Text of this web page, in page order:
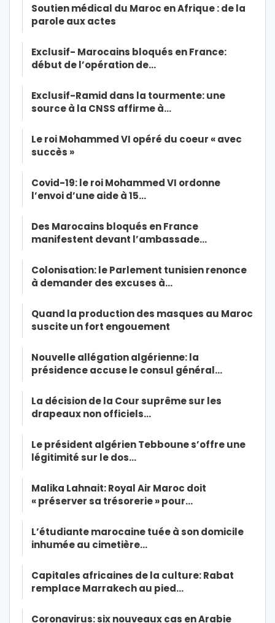
Soutien médical du Maroc en Afrique : de la
parole aux actes
Exclusif- Marocains bloqués en France:
début de l’opération de…
Exclusif-Ramid dans la tourmente: une
source à la CNSS affirme à…
Le roi Mohammed VI opéré du coeur « avec
succès »
Covid-19: le roi Mohammed VI ordonne
l’envoi d’une aide à 15…
Des Marocains bloqués en France
manifestent devant l’ambassade…
Colonisation: le Parlement tunisien renonce
à demander des excuses à…
Quand la production des masques au Maroc
suscite un fort engouement
Nouvelle allégation algérienne: la
présidence accuse le consul général…
La décision de la Cour suprême sur les
drapeaux non officiels…
Le président algérien Tebboune s’offre une
légitimité sur le dos…
Malika Lahnait: Royal Air Maroc doit
« préserver sa trésorerie » pour…
L’étudiante marocaine tuée à son domicile
inhumée au cimetière…
Capitales africaines de la culture: Rabat
remplace Marrakech au pied…
Coronavirus: six nouveaux cas en Arabie